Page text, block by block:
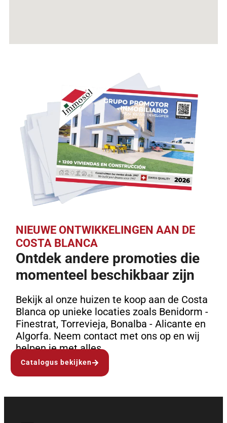
NIEUWE ONTWIKKELINGEN AAN DE
COSTA BLANCA
Ontdek andere promoties die
momenteel beschikbaar zijn
Bekijk al onze huizen te koop aan de Costa
Blanca op unieke locaties zoals Benidorm -
Finestrat, Torrevieja, Bonalba - Alicante en
Algorfa. Neem contact met ons op en wij
helpen je met alles.
Catalogus bekijken